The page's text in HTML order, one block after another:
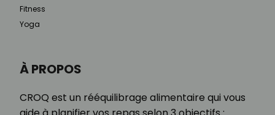
À PROPOS
CROQ est un rééquilibrage alimentaire qui vous
Fitness
Yoga